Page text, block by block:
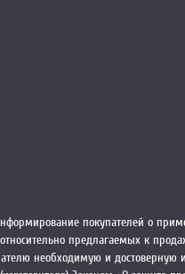
покупателей о
предлагаемых к
необходимую и